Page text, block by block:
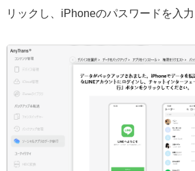
リックし、iPhoneのパスワードを入力